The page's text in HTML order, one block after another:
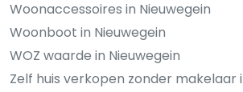
Woonaccessoires in Nieuwegein
Woonboot in Nieuwegein
WOZ waarde in Nieuwegein
Zelf huis verkopen zonder makelaar